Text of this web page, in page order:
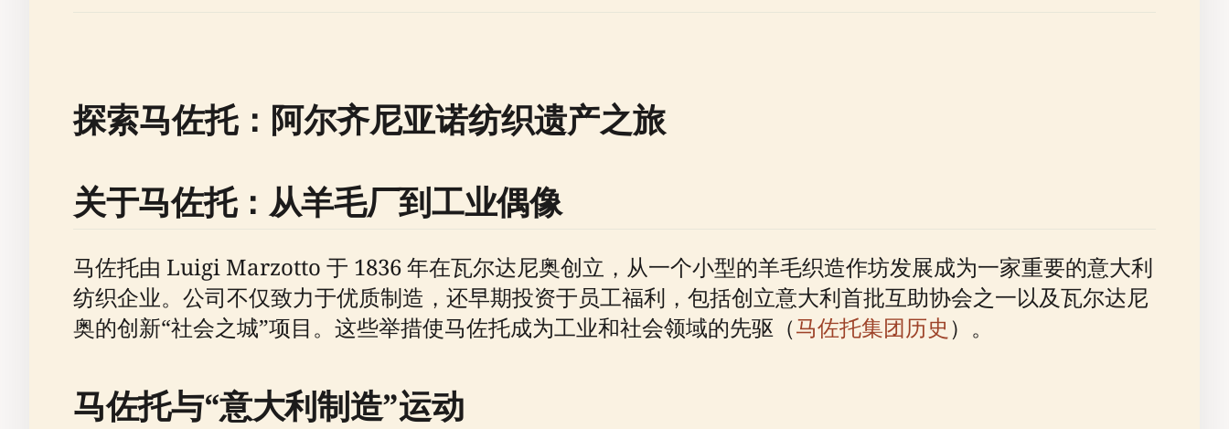
探索马佐托：阿尔齐尼亚诺纺织遗产之旅
关于马佐托：从羊毛厂到工业偶像
马佐托由 Luigi Marzotto 于 1836 年在瓦尔达尼奥创立，从一个小型的羊毛织造作坊发展成为一家重要的意大利
纺织企业。公司不仅致力于优质制造，还早期投资于员工福利，包括创立意大利首批互助协会之一以及瓦尔达尼
奥的创新“社会之城”项目。这些举措使马佐托成为工业和社会领域的先驱（马佐托集团历史 ）。
马佐托与“意大利制造”运动